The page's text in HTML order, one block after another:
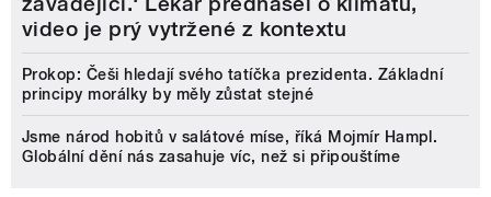
video je prý vytržené z kontextu
Prokop: Češi hledají svého tatíčka prezidenta. Základní
principy morálky by měly zůstat stejné
Jsme národ hobitů v salátové míse, říká Mojmír Hampl.
Globální dění nás zasahuje víc, než si připouštíme